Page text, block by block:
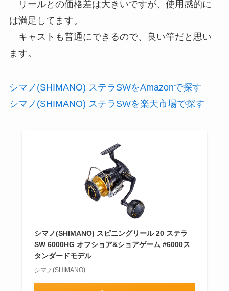
リールとの価格差は大きいですが、使用感的に
は満足してます。
キャストも普通にできるので、良い竿だと思い
ます。
シマノ(SHIMANO) ステラSWをAmazonで探す
シマノ(SHIMANO) ステラSWを楽天市場で探す
シマノ(SHIMANO) スピニングリール 20 ステラ
SW 6000HG オフショア&ショアゲーム #6000ス
タンダードモデル
シマノ(SHIMANO)